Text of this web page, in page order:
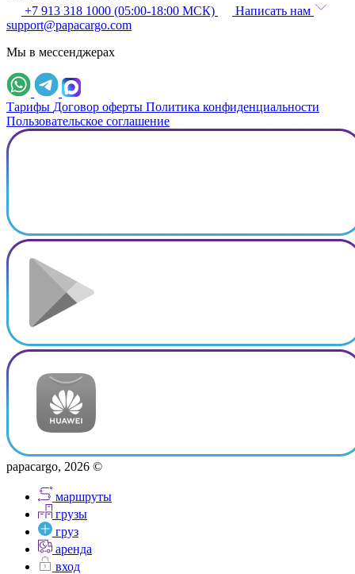
+7 913 318 1000 (05:00-18:00 МСК)
Написать нам
support@papacargo.com
Мы в мессенджерах
Тарифы Договор оферты Политика конфиденциальности
Пользовательское соглашение
papacargo, 2026 ©
маршруты
грузы
груз
аренда
вход